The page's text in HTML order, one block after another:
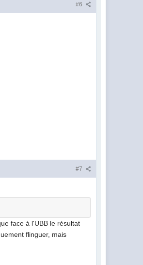
#6
#7
face à l'UBB le résultat
flinguer, mais